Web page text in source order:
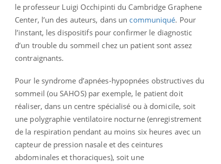
le professeur Luigi Occhipinti du Cambridge Graphene
Center, l’un des auteurs, dans un communiqué. Pour
l’instant, les dispositifs pour confirmer le diagnostic
d’un trouble du sommeil chez un patient sont assez
contraignants.
Pour le syndrome d’apnées-hypopnées obstructives du
sommeil (ou SAHOS) par exemple, le patient doit
réaliser, dans un centre spécialisé ou à domicile, soit
une polygraphie ventilatoire nocturne (enregistrement
de la respiration pendant au moins six heures avec un
capteur de pression nasale et des ceintures
abdominales et thoraciques), soit une